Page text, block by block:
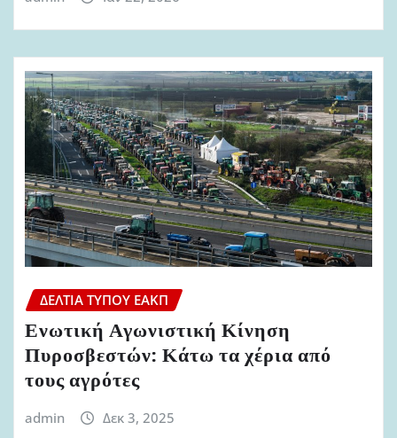
ΔΕΛΤΊΑ ΤΎΠΟΥ ΕΑΚΠ
Ενωτική Αγωνιστική Κίνηση
Πυροσβεστών: Κάτω τα χέρια από
τους αγρότες
admin Δεκ 3, 2025